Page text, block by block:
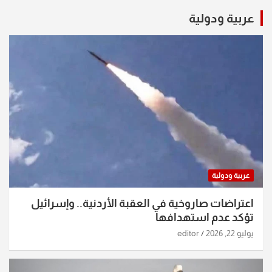
عربية ودولية
عربية ودولية
اعتراضات صاروخية في العقبة الأردنية.. وإسرائيل
تؤكد عدم استهدافها
يوليو 22, 2026 editor